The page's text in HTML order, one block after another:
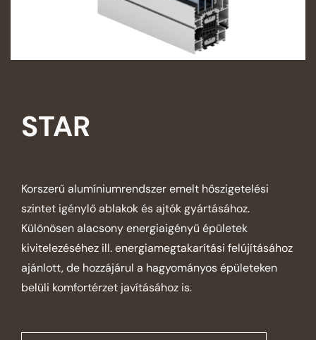
STAR
Korszerű alumíniumrendszer emelt hőszigetelési
szintet igénylő ablakok és ajtók gyártásához.
Különösen alacsony energiaigényű épületek
kivitelezéséhez ill. energiamegtakarítási felújításához
ajánlott, de hozzájárul a hagyományos épületeken
belüli komfortérzet javításához is.